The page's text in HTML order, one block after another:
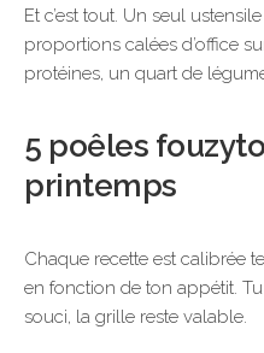
Et c’est tout. Un seul
proportions calées d’office
protéines, un quart de
5 poêles
printemps
Chaque recette est calibrée
en fonction de ton appétit.
souci, la grille reste valable.